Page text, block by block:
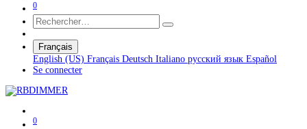
0
Français
English (US) Français Deutsch Italiano русский язык Español
Se connecter
0